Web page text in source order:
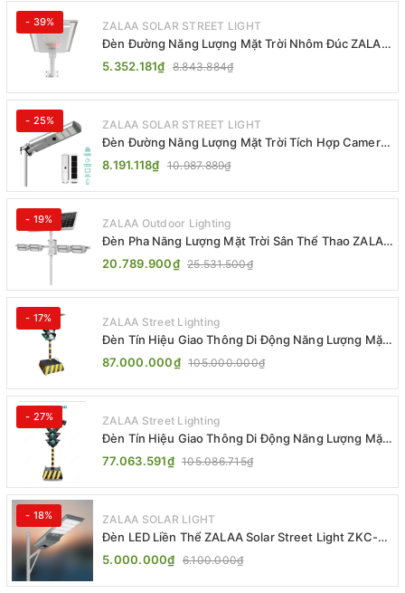
- 39% ZALAA SOLAR STREET LIGHT
Đèn Đường Năng Lượng Mặt Trời Nhôm Đúc ZALAA
ZL-BWH Cao Cấp IP65
5.352.181₫ 8.843.884₫
- 25% ZALAA SOLAR STREET LIGHT
Đèn Đường Năng Lượng Mặt Trời Tích Hợp Camera
ZALAA ZL-BJ04-CCTV (80W, IP65)
8.191.118₫ 10.987.889₫
- 19% ZALAA Outdoor Lighting
Đèn Pha Năng Lượng Mặt Trời Sân Thể Thao ZALAA
Jsc Chống Nước IP65 Cao Cấp
20.789.900₫ 25.531.500₫
- 17% ZALAA Street Lighting
Đèn Tín Hiệu Giao Thông Di Động Năng Lượng Mặt
Trời ZALAA ZL-300A-D
87.000.000₫ 105.000.000₫
- 27% ZALAA Street Lighting
Đèn Tín Hiệu Giao Thông Di Động Năng Lượng Mặt
Trời ZALAA ZL-409300C
77.063.591₫ 105.086.715₫
- 18% ZALAA SOLAR LIGHT
Đèn LED Liền Thể ZALAA Solar Street Light ZKC-
TG 20W 25W 30W All In One
5.000.000₫ 6.100.000₫